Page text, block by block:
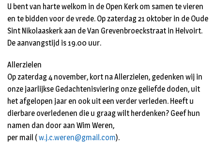
U bent van harte welkom in de Open Kerk om samen te vieren
en te bidden voor de vrede. Op zaterdag 21 oktober in de Oude
Sint Nikolaaskerk aan de Van Grevenbroeckstraat in Helvoirt.
De aanvangstijd is 19.00 uur.
Allerzielen
Op zaterdag 4 november, kort na Allerzielen, gedenken wij in
onze jaarlijkse Gedachtenisviering onze geliefde doden, uit
het afgelopen jaar en ook uit een verder verleden. Heeft u
dierbare overledenen die u graag wilt herdenken? Geef hun
namen dan door aan Wim Weren,
per mail ( w.j.c.weren@gmail.com).